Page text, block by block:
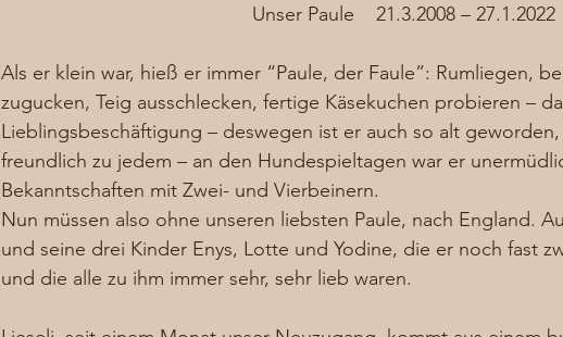
Unser Paule    21.3.2008 – 27.1.2022
Als er klein war, hieß er immer “Paule, der Faule”: Rumliegen,
zugucken, Teig ausschlecken, fertige Käsekuchen probieren –
Lieblingsbeschäftigung – deswegen ist er auch so alt
freundlich zu jedem – an den Hundespieltagen war er
Bekanntschaften mit Zwei- und Vierbeinern.
Nun müssen also ohne unseren liebsten Paule, nach England.
und seine drei Kinder Enys, Lotte und Yodine, die er noch fast
und die alle zu ihm immer sehr, sehr lieb waren.